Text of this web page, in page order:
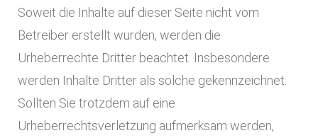
Soweit die Inhalte auf dieser Seite nicht vom
Betreiber erstellt wurden, werden die
Urheberrechte Dritter beachtet. Insbesondere
werden Inhalte Dritter als solche gekennzeichnet.
Sollten Sie trotzdem auf eine
Urheberrechtsverletzung aufmerksam werden,